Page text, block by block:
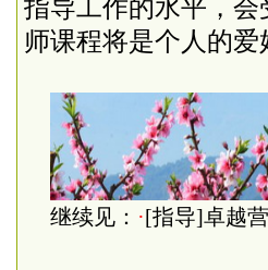
指导工作的水平，
师课程将是个人的
继续见： ·[指导]卓越